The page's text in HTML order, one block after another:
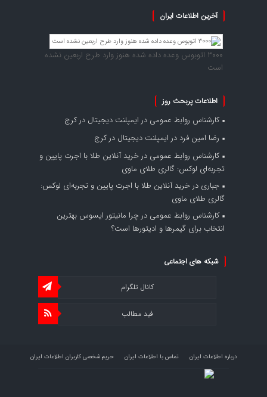
آخرین اطلاعات ایران
۳۰۰۰ اتوبوس وعده داده شده هنوز وارد طرح اربعین نشده
است
اطلاعات پربحث روز
کارشناس روابط عمومی در ایمپلنت دیجیتال در کرج
رضا امین فرد در ایمپلنت دیجیتال در کرج
کارشناس روابط عمومی در خرید آنلاین طلا با اجرت پایین و
تجربه‌ای لوکس: گالری طلای ماوی
جباری در خرید آنلاین طلا با اجرت پایین و تجربه‌ای لوکس:
گالری طلای ماوی
کارشناس روابط عمومی در چرا مانیتور ایسوس بهترین
انتخاب برای گیمرها و ادیتورها است؟
شبکه های اجتماعی
کانال تلگرام
فید مطالب
درباره اطلاعات ایران تماس با اطلاعات ایران حریم شخصی کاربران اطلاعات ایران
شرایط بازنشر محتوا در اطلاعات ایران